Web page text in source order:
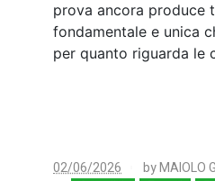
prova ancora produce
fondamentale e unica
per quanto riguarda le
02/06/2026 byMAIOLO